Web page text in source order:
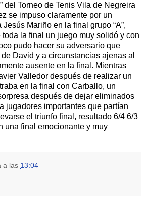
del Torneo de Tenis Vila de Negreira
se impuso claramente por un
Mariño en la final grupo “A”,
toda la final un juego muy solidó y con
pudo hacer su adversario que
David y a circunstancias ajenas al
ausente en la final. Mientras
Valledor después de realizar un
en la final con Carballo, un
después de dejar eliminados
jugadores importantes que partían
el triunfo final, resultado 6/4 6/3
una final emocionante y muy
a las 13:04